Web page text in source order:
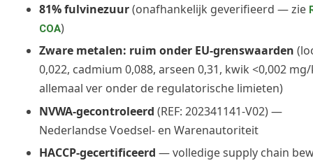
81% fulvinezuur(onafhankelijk geverifieerd — zie
COA)
Zware metalen: ruim onder EU-grenswaarden
0,022, cadmium 0,088, arseen 0,31, kwik <0,002
allemaal ver onder de regulatorische limieten)
NVWA-gecontroleerd (REF: 202341141-V02) —
Nederlandse Voedsel- en Warenautoriteit
HACCP-gecertificeerd — volledige supply chain